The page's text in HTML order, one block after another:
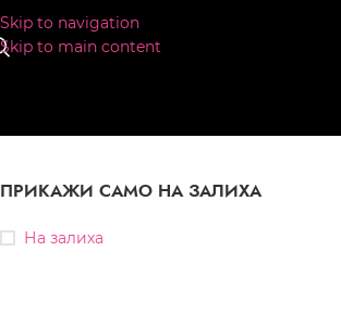
Skip to navigation
Skip to main content
ПРИКАЖИ САМО НА ЗАЛИХА
На залиха